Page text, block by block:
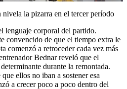
Video
la pizarra en el tercer período
lenguaje corporal del partido.
convencido de que el tiempo extra le
comenzó a retroceder cada vez más
Bednar reveló que el
durante la remontada.
ellos no iban a sostener esa
a crecer poco a poco dentro del